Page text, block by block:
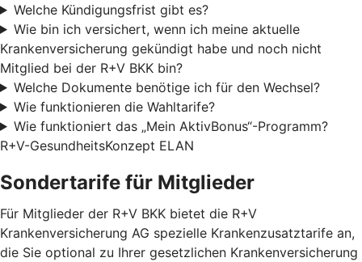
Welche Kündigungsfrist gibt es?
Wie bin ich versichert, wenn ich meine aktuelle
Krankenversicherung gekündigt habe und noch nicht
Mitglied bei der R+V BKK bin?
Welche Dokumente benötige ich für den Wechsel?
Wie funktionieren die Wahltarife?
Wie funktioniert das „Mein AktivBonus“-Programm?
R+V-GesundheitsKonzept ELAN
Sondertarife für Mitglieder
Für Mitglieder der R+V BKK bietet die R+V
Krankenversicherung AG spezielle Krankenzusatztarife an,
die Sie optional zu Ihrer gesetzlichen Krankenversicherung